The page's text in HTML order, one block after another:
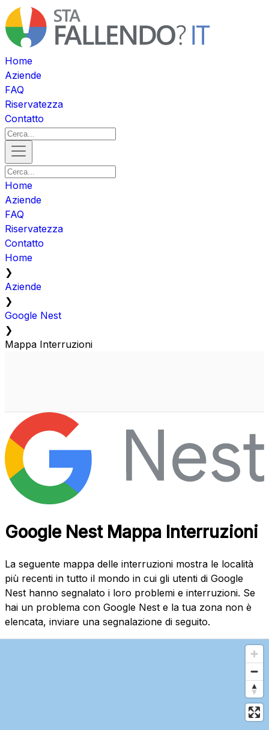
Home
Aziende
FAQ
Riservatezza
Contatto
Home
Aziende
FAQ
Riservatezza
Contatto
Home
❯
Aziende
❯
Google Nest
❯
Mappa Interruzioni
Google Nest Mappa Interruzioni
La seguente mappa delle interruzioni mostra le località
più recenti in tutto il mondo in cui gli utenti di Google
Nest hanno segnalato i loro problemi e interruzioni. Se
hai un problema con Google Nest e la tua zona non è
elencata, inviare una segnalazione di seguito.